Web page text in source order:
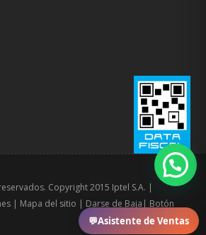
Copyright 2015 Iptel S.A. |
| Mapa del sitio | Darse de Baja | Botón
💬Asistente de Ventas